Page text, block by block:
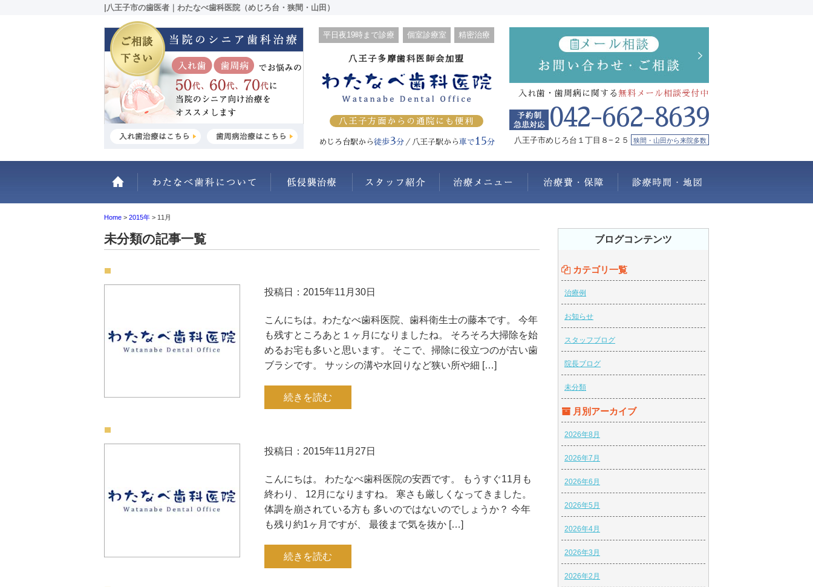
|八王子市の歯医者｜わたなべ歯科医院（めじろ台・狭間・山田）
平日夜19時まで診療 個室診療室 精密治療
八王子多摩歯科医師会加盟
八王子方面からの通院にも便利
めじろ台駅から徒歩3分／八王子駅から車で15分
入れ歯・歯周病に関する 無料メール相談受付中
042-662-8639
八王子市めじろ台１丁目８−２５ 狭間・山田から来院多数
ホーム わたなべ歯科医院について抜かない・削らない スタッフ紹介 治療メニュー 治療費・保証
Home > 2015年 > 11月
未分類の記事一覧
投稿日：2015年11月30日
こんにちは。わたなべ歯科医院、歯科衛生士の藤本です。 今年
も残すところあと１ヶ月になりましたね。 そろそろ大掃除を始
めるお宅も多いと思います。 そこで、掃除に役立つのが古い歯
ブラシです。 サッシの溝や水回りなど狭い所や細 […]
続きを読む
投稿日：2015年11月27日
こんにちは。 わたなべ歯科医院の安西です。 もうすぐ11月も
終わり、 12月になりますね。 寒さも厳しくなってきました。
体調を崩されている方も 多いのではないのでしょうか？ 今年
も残り約1ヶ月ですが、 最後まで気を抜か […]
続きを読む
ブログコンテンツ
カテゴリ一覧
治療例
お知らせ
スタッフブログ
院長ブログ
未分類
月別アーカイブ
2026年8月
2026年7月
2026年6月
2026年5月
2026年4月
2026年3月
2026年2月